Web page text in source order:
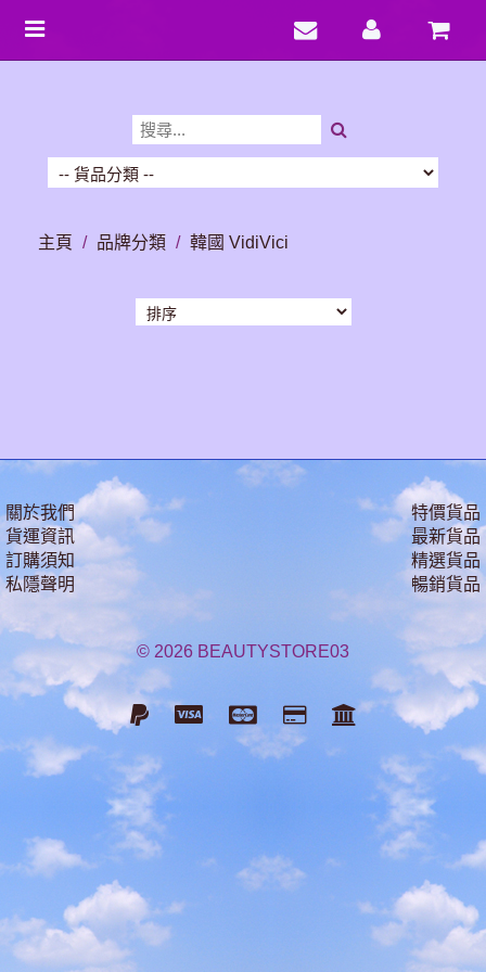
Toggle
主頁 / 品牌分類 / 韓國 VidiVici
關於我們
貨運資訊
訂購須知
私隱聲明
特價貨品
最新貨品
精選貨品
暢銷貨品
© 2026 BEAUTYSTORE03